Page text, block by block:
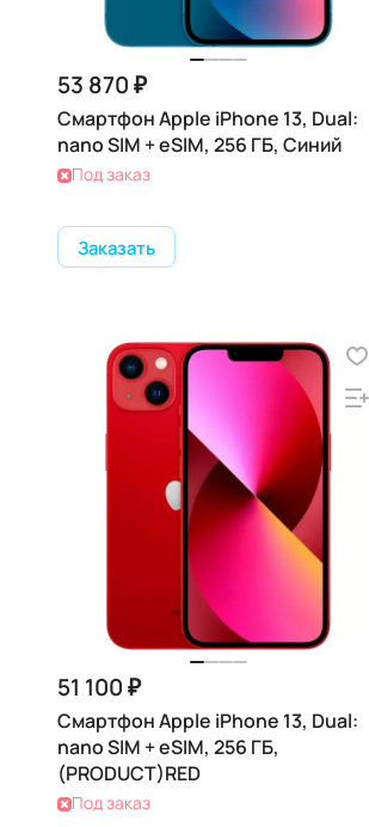
53 870 ₽
Смартфон Apple iPhone 13, Dual:
nano SIM + eSIM, 256 ГБ, Синий
Под заказ
Заказать
51 100 ₽
Смартфон Apple iPhone 13, Dual:
nano SIM + eSIM, 256 ГБ,
(PRODUCT)RED
Под заказ